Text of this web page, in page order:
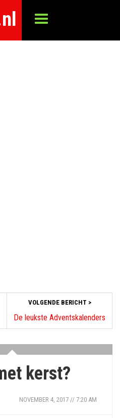
VOLGENDE BERICHT >
De leukste Adventskalenders
kerst?
NOVEMBER 4, 2017 // 7:20 AM